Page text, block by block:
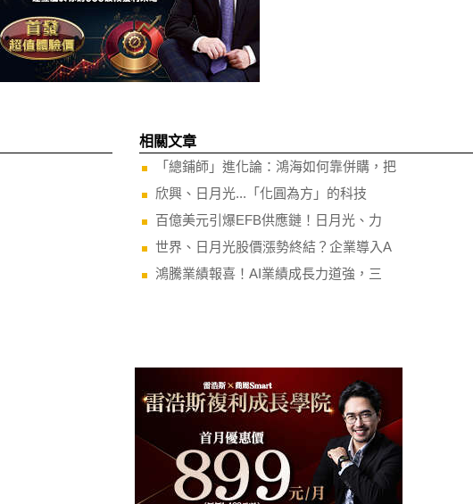
相關文章
「總鋪師」進化論：鴻海如何靠併購，把
欣興、日月光...「化圓為方」的科技
百億美元引爆EFB供應鏈！日月光、力
世界、日月光股價漲勢終結？企業導入A
鴻騰業績報喜！AI業績成長力道強，三